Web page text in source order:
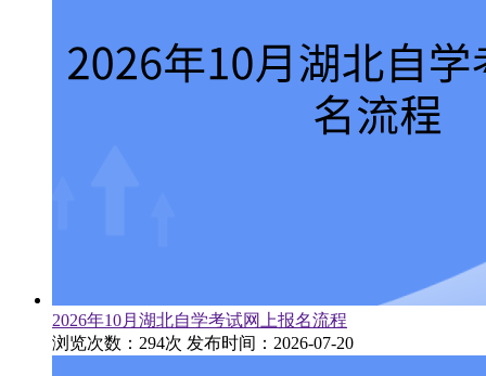
2026年10月湖北自学考试网上报名流程
浏览次数：294次 发布时间：2026-07-20